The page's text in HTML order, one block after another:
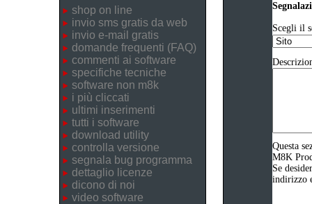
shop on line
invio sms gratis da web
invio e-mail gratis
domande frequenti (FAQ)
commenti ai software
specifiche tecniche
software non m8k
i più cliccati
ultimi inserimenti
tutti i software
download utility
controlla versione
segnala bug programma
dettaglio licenze
dicono di noi
video software
Scegli il
Questa
M8K
Se
indirizzo